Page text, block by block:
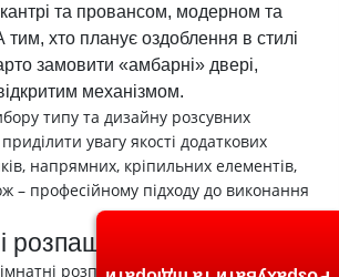
та провансом, модерном та
тим, хто планує оздоблення в стилі
замовити «амбарні» двері,
механізмом.
типу та дизайну розсувних
увагу якості додаткових
напрямних, кріпильних елементів,
– професійному підходу до виконання
розпашні двері